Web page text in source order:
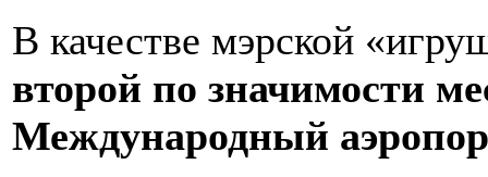
В качестве мэрской
второй по значимости
Международный